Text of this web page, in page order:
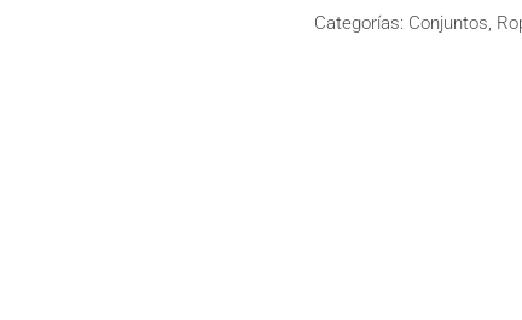
Categorías: Conjuntos,